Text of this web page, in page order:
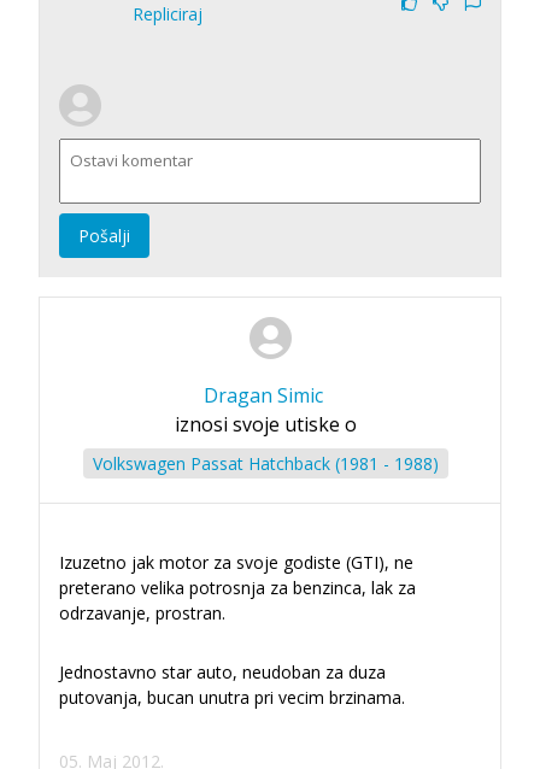
Repliciraj
Pošalji
Dragan Simic
iznosi svoje utiske o
Volkswagen Passat Hatchback (1981 - 1988)
Izuzetno jak motor za svoje godiste (GTI), ne
preterano velika potrosnja za benzinca, lak za
odrzavanje, prostran.
Jednostavno star auto, neudoban za duza
putovanja, bucan unutra pri vecim brzinama.
05. Maj 2012.